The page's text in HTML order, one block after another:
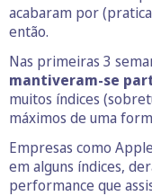
acabaram por
então.
Nas primeiras 3
mantiveram-se
muitos índices
máximos de uma
Empresas como
em alguns índices,
performance que